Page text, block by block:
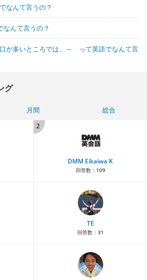
なんて言うの？
なんて言うの？
が多いところでは、～ って英語でなんて言
グ
月間
総合
2
DMM Eikaiwa K
回答数： 109
TE
回答数： 31